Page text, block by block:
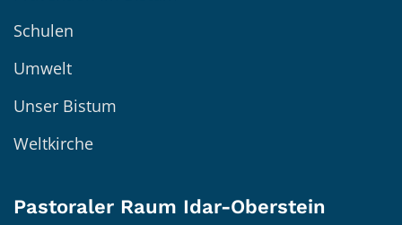
Schulen
Umwelt
Unser Bistum
Weltkirche
Pastoraler Raum Idar-Oberstein